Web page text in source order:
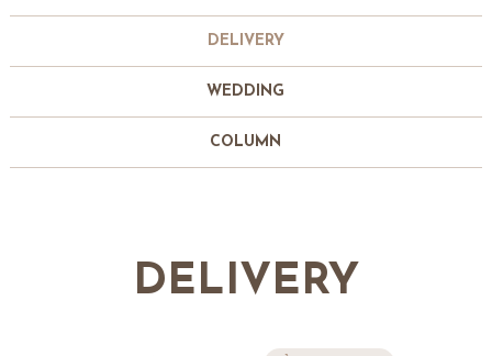
DELIVERY
WEDDING
COLUMN
DELIVERY